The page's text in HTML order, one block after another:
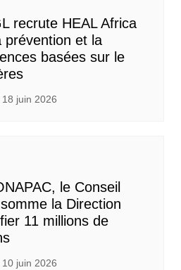
recrute HEAL Africa
prévention et la
basées sur le
18 juin 2026
le Conseil
la Direction
11 millions de
10 juin 2026